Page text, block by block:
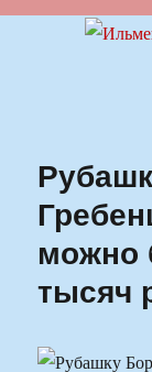
можно
тысяч